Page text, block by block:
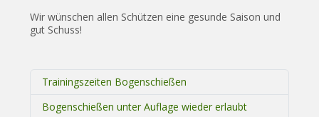
Wir wünschen allen Schützen eine gesunde Saison und
gut Schuss!
Trainingszeiten Bogenschießen
Bogenschießen unter Auflage wieder erlaubt